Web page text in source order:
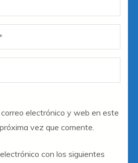
correo electrónico y web en este
vez que comente.
con los siguientes